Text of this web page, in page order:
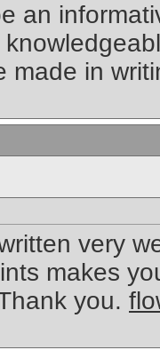
an
made in
very
makes
you.